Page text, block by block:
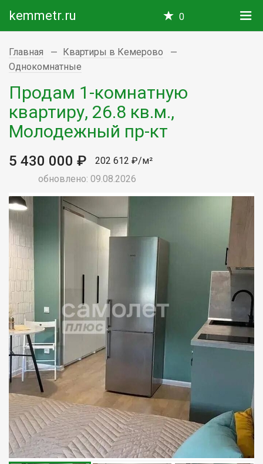
kemmetr.ru 0
Главная
Квартиры в Кемерово
Однокомнатные
Продам 1-комнатную
квартиру, 26.8 кв.м.,
Молодежный пр-кт
5 430 000 ₽
202 612 ₽/м²
обновлено: 09.08.2026